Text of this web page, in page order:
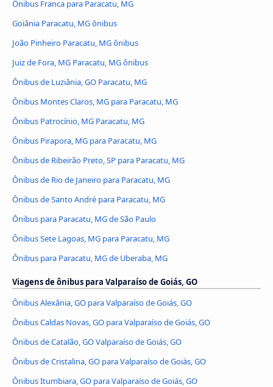
Ônibus Franca para Paracatu, MG
Goiânia Paracatu, MG ônibus
João Pinheiro Paracatu, MG ônibus
Juiz de Fora, MG Paracatu, MG ônibus
Ônibus de Luziânia, GO Paracatu, MG
Ônibus Montes Claros, MG para Paracatu, MG
Ônibus Patrocínio, MG Paracatu, MG
Ônibus Pirapora, MG para Paracatu, MG
Ônibus de Ribeirão Preto, SP para Paracatu, MG
Ônibus de Rio de Janeiro para Paracatu, MG
Ônibus de Santo André para Paracatu, MG
Ônibus para Paracatu, MG de São Paulo
Ônibus Sete Lagoas, MG para Paracatu, MG
Ônibus para Paracatu, MG de Uberaba, MG
Viagens de ônibus para Valparaíso de Goiás, GO
Ônibus Alexânia, GO para Valparaíso de Goiás, GO
Ônibus Caldas Novas, GO para Valparaíso de Goiás, GO
Ônibus de Catalão, GO Valparaíso de Goiás, GO
Ônibus de Cristalina, GO para Valparaíso de Goiás, GO
Ônibus Itumbiara, GO para Valparaíso de Goiás, GO